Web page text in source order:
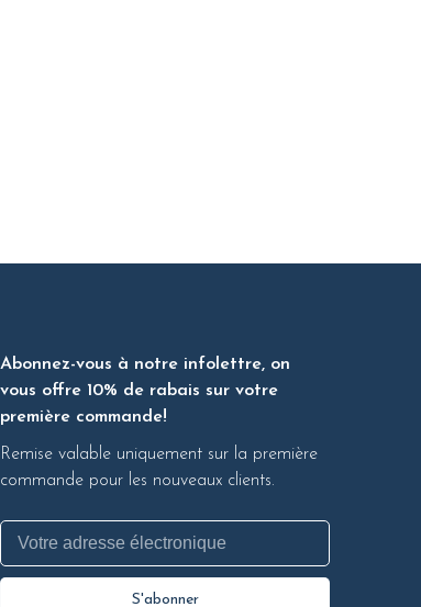
Abonnez-vous à notre infolettre, on
vous offre 10% de rabais sur votre
première commande!
Remise valable uniquement sur la première
commande pour les nouveaux clients.
S'abonner